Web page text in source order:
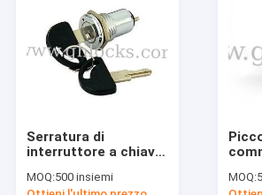
Serratura di
interruttore a chiave
piana della serratura
MOQ:500 insiemi
MOQ: